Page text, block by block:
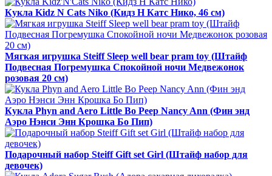
Кукла Kidz N Cats Niko (Кидз Н Катс Нико, 46 см)
Мягкая игрушка Steiff Sleep well bear pram toy (Штайф
Подвесная Погремушка Спокойной ночи Медвежонок
розовая 20 см)
Кукла Phyn and Aero Little Bo Peep Nancy Ann (Фин энд
Аэро Нэнси Энн Крошка Бо Пип)
Подарочный набор Steiff Gift set Girl (Штайф набор для
девочек)